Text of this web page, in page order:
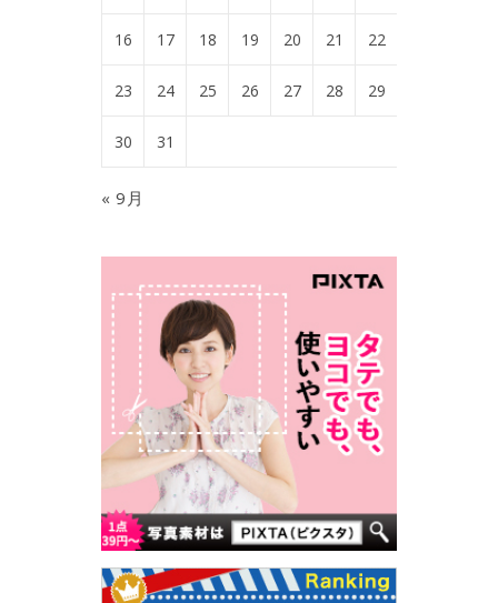
16 17 18 19 20 21 22
23 24 25 26 27 28 29
30 31
« 9月